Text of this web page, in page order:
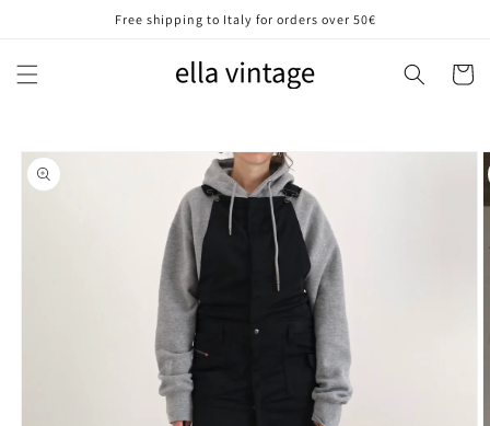
direttamenteFree shipping to Italy for orders over 50€
Carrello
Passa alle
informazioni
sul prodotto